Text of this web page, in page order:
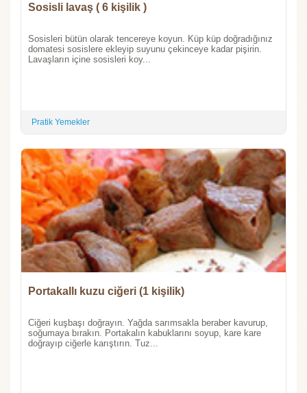
Sosisli lavaş ( 6 kişilik )
Sosisleri bütün olarak tencereye koyun. Küp küp doğradığınız
domatesi sosislere ekleyip suyunu çekinceye kadar pişirin.
Lavaşların içine sosisleri koy...
Pratik Yemekler
Portakallı kuzu ciğeri (1 kişilik)
Ciğeri kuşbaşı doğrayın. Yağda sarımsakla beraber kavurup,
soğumaya bırakın. Portakalın kabuklarını soyup, kare kare
doğrayıp ciğerle karıştırın. Tuz...